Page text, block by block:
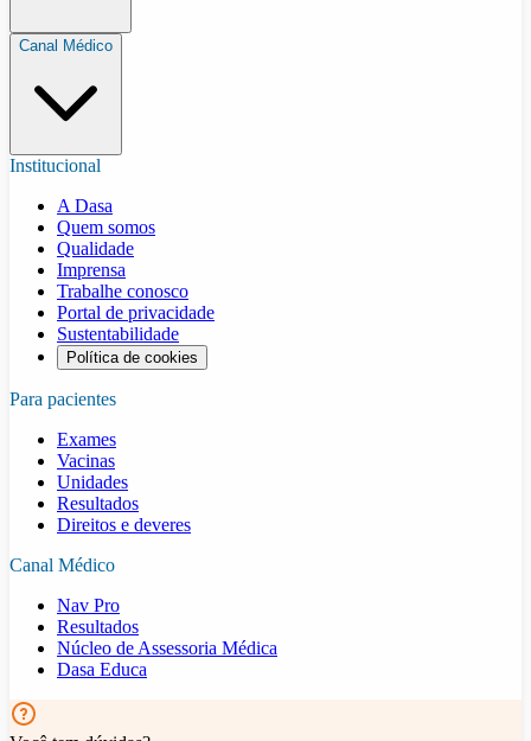
Canal Médico
Institucional
A Dasa
Quem somos
Qualidade
Imprensa
Trabalhe conosco
Portal de privacidade
Sustentabilidade
Política de cookies
Para pacientes
Exames
Vacinas
Unidades
Resultados
Direitos e deveres
Canal Médico
Nav Pro
Resultados
Núcleo de Assessoria Médica
Dasa Educa